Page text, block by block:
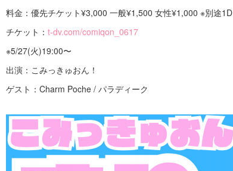
料金：優先チケット¥3,000 一般¥1,500 女性¥1,000 ※別途1D
チケット： t-dv.com/comiqon_0617
※5/27(火)19:00〜
出演：こみっきゅおん！
ゲスト：Charm Poche / パラディーク